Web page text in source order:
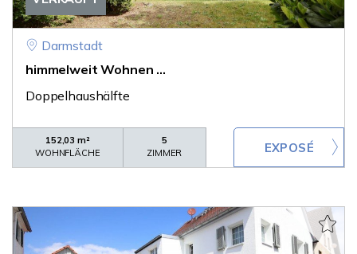
Darmstadt
himmelweit Wohnen ...
Doppelhaushälfte
152,03 m²
WOHNFLÄCHE
5
ZIMMER